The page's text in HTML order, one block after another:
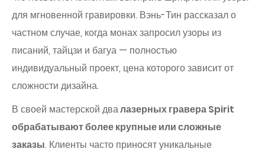
для мгновенной гравировки. Вэнь-Тин рассказал о
частном случае, когда монах запросил узоры из
писаний, тайцзи и багуа — полностью
индивидуальный проект, цена которого зависит от
сложности дизайна.
В своей мастерской двалазерных гравера Spirit
обрабатывают более крупные или сложные
заказы. Клиенты часто приносят уникальные